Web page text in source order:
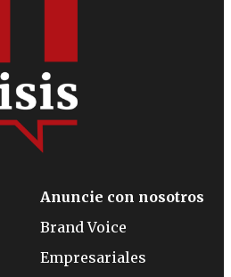
Anuncie con nosotros
Brand Voice
Empresariales